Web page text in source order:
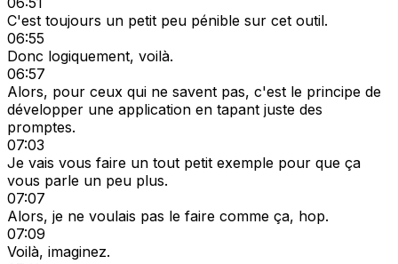
C'est toujours un petit peu pénible sur cet outil.
06:55
Donc logiquement, voilà.
06:57
Alors, pour ceux qui ne savent pas, c'est le principe de
développer une application en tapant juste des
promptes.
07:03
Je vais vous faire un tout petit exemple pour que ça
vous parle un peu plus.
07:07
Alors, je ne voulais pas le faire comme ça, hop.
07:09
Voilà, imaginez.